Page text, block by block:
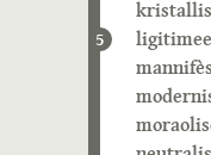
5